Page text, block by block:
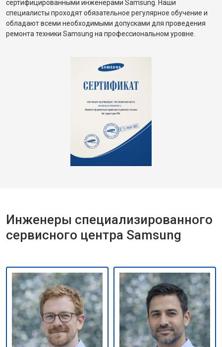
сертифицированными инженерами Samsung. Наши
специалисты проходят обязательное регулярное обучение и
обладают всеми необходимыми допусками для проведения
ремонта техники Samsung на профессиональном уровне.
Инженеры специализированного
сервисного центра Samsung